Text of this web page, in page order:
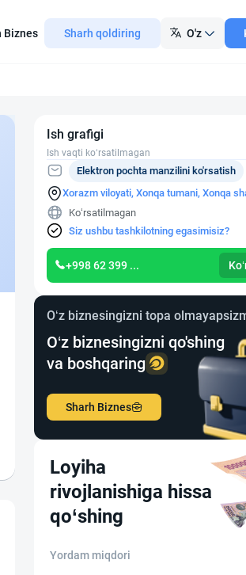
Biznes Sharh qoldiring O'z
Ish grafigi
Ish vaqti ko‘rsatilmagan
Xorazm viloyati, Xonqa tumani, Xonqa
M.Abdullaev ko'chasi, 35-uy
Elektron pochta manzilini ko'rsatish
Ko‘rsatilmagan
Siz ushbu tashkilotning egasimisiz?
+998 62 399 ...
O‘z biznesingizni topa
O‘z biznesingizni qo'shing
va boshqaring
Sharh Biznes
Loyiha
rivojlanishiga hissa
qo‘shing
Yordam miqdori